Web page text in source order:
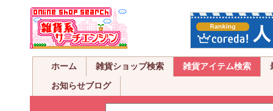
ホーム 雑貨ショップ検索 雑貨アイテム検索
お知らせブログ